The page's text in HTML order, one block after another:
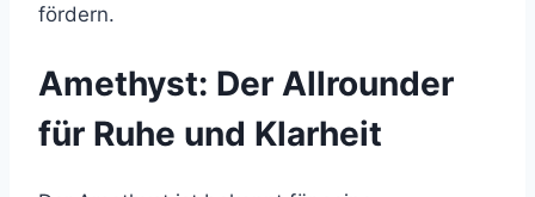
fördern.
Amethyst: Der Allrounder
für Ruhe und Klarheit